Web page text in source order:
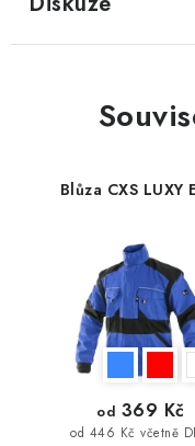
Blůza CXS LUXY
od 446 Kč včetně
od 369 Kč